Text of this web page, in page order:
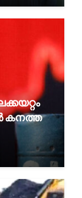
കനത്ത